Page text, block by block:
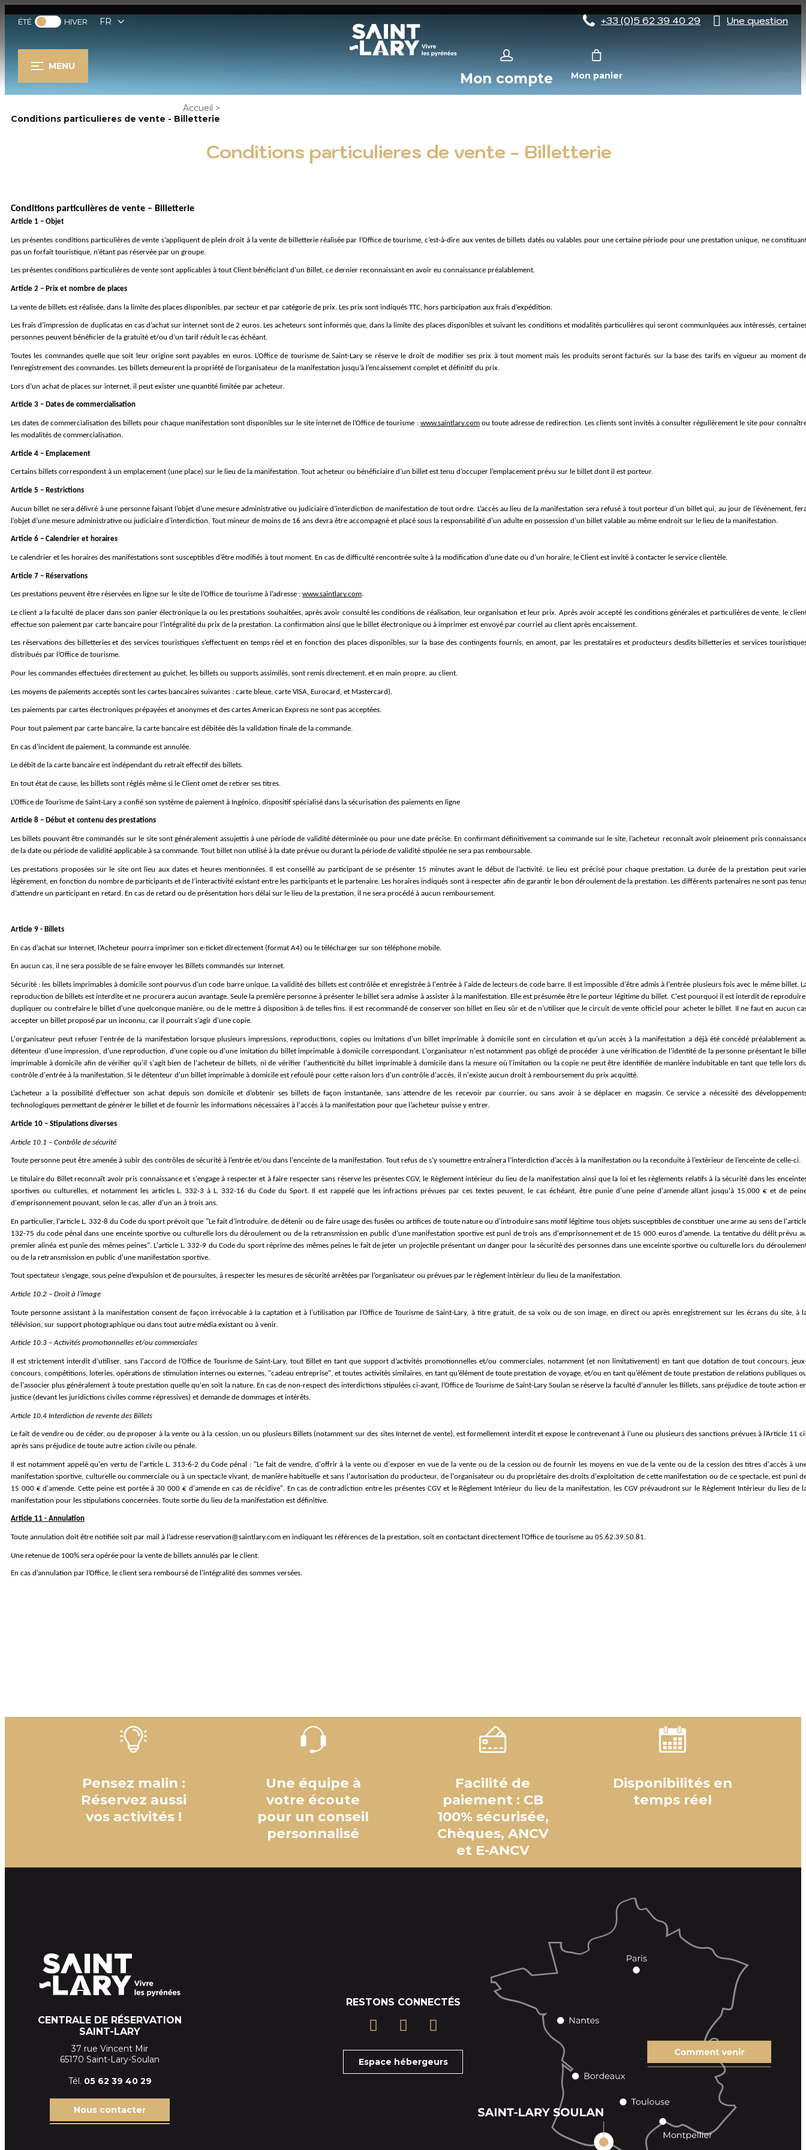
ÉTÉ HIVER FR +33 (0)5 62 39 40 29 Une question
MENU
Mon compte Mon panier
Accueil >
Conditions particulieres de vente - Billetterie
Conditions particulieres de vente - Billetterie
Conditions particulières de vente – Billetterie
Article 1 – Objet
Les présentes conditions particulières de vente s’appliquent de plein droit à la vente de billetterie réalisée par l’Office de tourisme, c’est-à-dire aux ventes de billets datés ou valables pour une certaine période pour une prestation unique, ne
pas un forfait touristique, n’étant pas réservée par un groupe.
Les présentes conditions particulières de vente sont applicables à tout Client bénéficiant d’un Billet, ce dernier reconnaissant en avoir eu connaissance préalablement.
Article 2 – Prix et nombre de places
La vente de billets est réalisée, dans la limite des places disponibles, par secteur et par catégorie de prix. Les prix sont indiqués TTC, hors participation aux frais d’expédition.
Les frais d’impression de duplicatas en cas d’achat sur internet sont de 2 euros. Les acheteurs sont informés que, dans la limite des places disponibles et suivant les conditions et modalités particulières qui seront communiquées aux intéressés,
personnes peuvent bénéficier de la gratuité et/ou d’un tarif réduit le cas échéant.
Toutes les commandes quelle que soit leur origine sont payables en euros. L’Office de tourisme de Saint-Lary se réserve le droit de modifier ses prix à tout moment mais les produits seront facturés sur la base des tarifs en vigueur au moment
l’enregistrement des commandes. Les billets demeurent la propriété de l’organisateur de la manifestation jusqu’à l’encaissement complet et définitif du prix.
Lors d’un achat de places sur internet, il peut exister une quantité limitée par acheteur.
Article 3 – Dates de commercialisation
Les dates de commercialisation des billets pour chaque manifestation sont disponibles sur le site internet de l’Office de tourisme : www.saintlary.com ou toute adresse de redirection. Les clients sont invités à consulter régulièrement le site pour
les modalités de commercialisation.
Article 4 – Emplacement
Certains billets correspondent à un emplacement (une place) sur le lieu de la manifestation. Tout acheteur ou bénéficiaire d’un billet est tenu d’occuper l’emplacement prévu sur le billet dont il est porteur.
Article 5 – Restrictions
Aucun billet ne sera délivré à une personne faisant l’objet d’une mesure administrative ou judiciaire d’interdiction de manifestation de tout ordre. L’accès au lieu de la manifestation sera refusé à tout porteur d’un billet qui, au jour de l’évènement,
l’objet d’une mesure administrative ou judiciaire d’interdiction. Tout mineur de moins de 16 ans devra être accompagné et placé sous la responsabilité d’un adulte en possession d’un billet valable au même endroit sur le lieu de la manifestation.
Article 6 – Calendrier et horaires
Le calendrier et les horaires des manifestations sont susceptibles d’être modifiés à tout moment. En cas de difficulté rencontrée suite à la modification d’une date ou d’un horaire, le Client est invité à contacter le service clientèle.
Article 7 – Réservations
Les prestations peuvent être réservées en ligne sur le site de l’Office de tourisme à l’adresse : www.saintlary.com.
Le client a la faculté de placer dans son panier électronique la ou les prestations souhaitées, après avoir consulté les conditions de réalisation, leur organisation et leur prix. Après avoir accepté les conditions générales et particulières de vente, le
effectue son paiement par carte bancaire pour l’intégralité du prix de la prestation. La confirmation ainsi que le billet électronique ou à imprimer est envoyé par courriel au client après encaissement.
Les réservations des billetteries et des services touristiques s’effectuent en temps réel et en fonction des places disponibles, sur la base des contingents fournis, en amont, par les prestataires et producteurs desdits billetteries et services
distribués par l’Office de tourisme.
Pour les commandes effectuées directement au guichet, les billets ou supports assimilés, sont remis directement, et en main propre, au client.
Les moyens de paiements acceptés sont les cartes bancaires suivantes : carte bleue, carte VISA, Eurocard, et Mastercard).
Les paiements par cartes électroniques prépayées et anonymes et des cartes American Express ne sont pas acceptées.
Pour tout paiement par carte bancaire, la carte bancaire est débitée dès la validation finale de la commande.
En cas d’incident de paiement, la commande est annulée.
Le débit de la carte bancaire est indépendant du retrait effectif des billets.
En tout état de cause, les billets sont réglés même si le Client omet de retirer ses titres.
L’Office de Tourisme de Saint-Lary a confié son système de paiement à Ingénico, dispositif spécialisé dans la sécurisation des paiements en ligne
Article 8 – Début et contenu des prestations
Les billets pouvant être commandés sur le site sont généralement assujettis à une période de validité déterminée ou pour une date précise. En confirmant définitivement sa commande sur le site, l’acheteur reconnaît avoir pleinement pris
de la date ou période de validité applicable à sa commande. Tout billet non utilisé à la date prévue ou durant la période de validité stipulée ne sera pas remboursable.
Les prestations proposées sur le site ont lieu aux dates et heures mentionnées. Il est conseillé au participant de se présenter 15 minutes avant le début de l’activité. Le lieu est précisé pour chaque prestation. La durée de la prestation peut
légèrement, en fonction du nombre de participants et de l’interactivité existant entre les participants et le partenaire. Les horaires indiqués sont à respecter afin de garantir le bon déroulement de la prestation. Les différents partenaires ne sont pas
d’attendre un participant en retard. En cas de retard ou de présentation hors délai sur le lieu de la prestation, il ne sera procédé à aucun remboursement.
Article 9 - Billets
En cas d’achat sur Internet, l’Acheteur pourra imprimer son e-ticket directement (format A4) ou le télécharger sur son téléphone mobile.
En aucun cas, il ne sera possible de se faire envoyer les Billets commandés sur Internet.
Sécurité : les billets imprimables à domicile sont pourvus d'un code barre unique. La validité des billets est contrôlée et enregistrée à l'entrée à l'aide de lecteurs de code barre. Il est impossible d'être admis à l'entrée plusieurs fois avec le même billet.
reproduction de billets est interdite et ne procurera aucun avantage. Seule la première personne à présenter le billet sera admise à assister à la manifestation. Elle est présumée être le porteur légitime du billet. C'est pourquoi il est interdit de
dupliquer ou contrefaire le billet d'une quelconque manière, ou de le mettre à disposition à de telles fins. Il est recommandé de conserver son billet en lieu sûr et de n’utiliser que le circuit de vente officiel pour acheter le billet. Il ne faut en aucun
accepter un billet proposé par un inconnu, car il pourrait s'agir d'une copie.
L'organisateur peut refuser l'entrée de la manifestation lorsque plusieurs impressions, reproductions, copies ou imitations d'un billet imprimable à domicile sont en circulation et qu'un accès à la manifestation a déjà été concédé préalablement
détenteur d'une impression, d'une reproduction, d'une copie ou d'une imitation du billet imprimable à domicile correspondant. L'organisateur n'est notamment pas obligé de procéder à une vérification de l'identité de la personne présentant le
imprimable à domicile afin de vérifier qu'il s'agit bien de l'acheteur de billets, ni de vérifier l'authenticité du billet imprimable à domicile dans la mesure où l'imitation ou la copie ne peut être identifiée de manière indubitable en tant que telle lors
contrôle d'entrée à la manifestation. Si le détenteur d'un billet imprimable à domicile est refoulé pour cette raison lors d'un contrôle d'accès, il n'existe aucun droit à remboursement du prix acquitté.
L’acheteur a la possibilité d’effectuer son achat depuis son domicile et d’obtenir ses billets de façon instantanée, sans attendre de les recevoir par courrier, ou sans avoir à se déplacer en magasin. Ce service a nécessité des
technologiques permettant de générer le billet et de fournir les informations nécessaires à l'accès à la manifestation pour que l’acheteur puisse y entrer.
Article 10 – Stipulations diverses
Article 10.1 – Contrôle de sécurité
Toute personne peut être amenée à subir des contrôles de sécurité à l’entrée et/ou dans l'enceinte de la manifestation. Tout refus de s’y soumettre entraînera l’interdiction d’accès à la manifestation ou la reconduite à l’extérieur de l’enceinte de celle-ci.
Le titulaire du Billet reconnaît avoir pris connaissance et s'engage à respecter et à faire respecter sans réserve les présentes CGV, le Règlement intérieur du lieu de la manifestation ainsi que la loi et les règlements relatifs à la sécurité dans les
sportives ou culturelles, et notamment les articles L. 332-3 à L. 332-16 du Code du Sport. Il est rappelé que les infractions prévues par ces textes peuvent, le cas échéant, être punie d'une peine d'amende allant jusqu'à 15.000 € et de
d'emprisonnement pouvant, selon le cas, aller d'un an à trois ans.
En particulier, l'article L. 332-8 du Code du sport prévoit que "Le fait d'introduire, de détenir ou de faire usage des fusées ou artifices de toute nature ou d'introduire sans motif légitime tous objets susceptibles de constituer une arme au sens de
132-75 du code pénal dans une enceinte sportive ou culturelle lors du déroulement ou de la retransmission en public d'une manifestation sportive est puni de trois ans d'emprisonnement et de 15 000 euros d'amende. La tentative du délit prévu
premier alinéa est punie des mêmes peines". L'article L. 332-9 du Code du sport réprime des mêmes peines le fait de jeter un projectile présentant un danger pour la sécurité des personnes dans une enceinte sportive ou culturelle lors du
ou de la retransmission en public d'une manifestation sportive.
Tout spectateur s’engage, sous peine d’expulsion et de poursuites, à respecter les mesures de sécurité arrêtées par l’organisateur ou prévues par le règlement intérieur du lieu de la manifestation.
Article 10.2 – Droit à l’image
Toute personne assistant à la manifestation consent de façon irrévocable à la captation et à l’utilisation par l’Office de Tourisme de Saint-Lary, à titre gratuit, de sa voix ou de son image, en direct ou après enregistrement sur les écrans du site, à
télévision, sur support photographique ou dans tout autre média existant ou à venir.
Article 10.3 – Activités promotionnelles et/ou commerciales
Il est strictement interdit d’utiliser, sans l'accord de l’Office de Tourisme de Saint-Lary, tout Billet en tant que support d’activités promotionnelles et/ou commerciales, notamment (et non limitativement) en tant que dotation de tout concours,
concours, compétitions, loteries, opérations de stimulation internes ou externes, "cadeau entreprise", et toutes activités similaires, en tant qu’élément de toute prestation de voyage, et/ou en tant qu’élément de toute prestation de relations publiques
de l'associer plus généralement à toute prestation quelle qu'en soit la nature. En cas de non-respect des interdictions stipulées ci-avant, l’Office de Tourisme de Saint-Lary Soulan se réserve la faculté d'annuler les Billets, sans préjudice de toute action
justice (devant les juridictions civiles comme répressives) et demande de dommages et intérêts.
Article 10.4 Interdiction de revente des Billets
Le fait de vendre ou de céder, ou de proposer à la vente ou à la cession, un ou plusieurs Billets (notamment sur des sites Internet de vente), est formellement interdit et expose le contrevenant à l’une ou plusieurs des sanctions prévues à l’Article 11
après sans préjudice de toute autre action civile ou pénale.
Il est notamment appelé qu'en vertu de l'article L. 313-6-2 du Code pénal : "Le fait de vendre, d'offrir à la vente ou d'exposer en vue de la vente ou de la cession ou de fournir les moyens en vue de la vente ou de la cession des titres d'accès à
manifestation sportive, culturelle ou commerciale ou à un spectacle vivant, de manière habituelle et sans l'autorisation du producteur, de l'organisateur ou du propriétaire des droits d'exploitation de cette manifestation ou de ce spectacle, est puni
15 000 € d'amende. Cette peine est portée à 30 000 € d'amende en cas de récidive". En cas de contradiction entre les présentes CGV et le Règlement Intérieur du lieu de la manifestation, les CGV prévaudront sur le Règlement Intérieur du lieu de
manifestation pour les stipulations concernées. Toute sortie du lieu de la manifestation est définitive.
Article 11 - Annulation
Toute annulation doit être notifiée soit par mail à l’adresse reservation@saintlary.com en indiquant les références de la prestation, soit en contactant directement l’Office de tourisme au 05.62.39.50.81.
Une retenue de 100% sera opérée pour la vente de billets annulés par le client.
En cas d’annulation par l’Office, le client sera remboursé de l’intégralité des sommes versées.
Pensez malin :
Réservez aussi
vos activités !
Une équipe à
votre écoute
pour un conseil
personnalisé
Facilité de
paiement : CB
100% sécurisée,
Chèques, ANCV
et E-ANCV
Disponibilités en
temps réel
CENTRALE DE RÉSERVATION
SAINT-LARY
37 rue Vincent Mir
65170 Saint-Lary-Soulan
Tél. 05 62 39 40 29
Nous contacter
RESTONS CONNECTÉS
Espace hébergeurs